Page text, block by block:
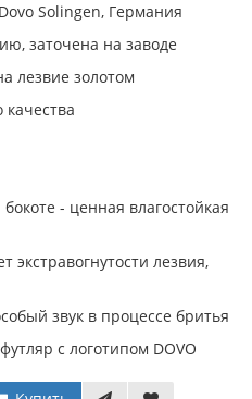
Solingen, Германия
заточена на заводе
лезвие золотом
качества
- ценная влагостойкая
экстравогнутости лезвия,
звук в процессе бритья
с логотипом DOVO